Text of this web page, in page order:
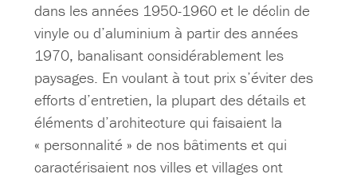
dans les années 1950-1960 et le déclin de
vinyle ou d’aluminium à partir des années
1970, banalisant considérablement les
paysages. En voulant à tout prix s’éviter des
efforts d’entretien, la plupart des détails et
éléments d’architecture qui faisaient la
« personnalité » de nos bâtiments et qui
caractérisaient nos villes et villages ont